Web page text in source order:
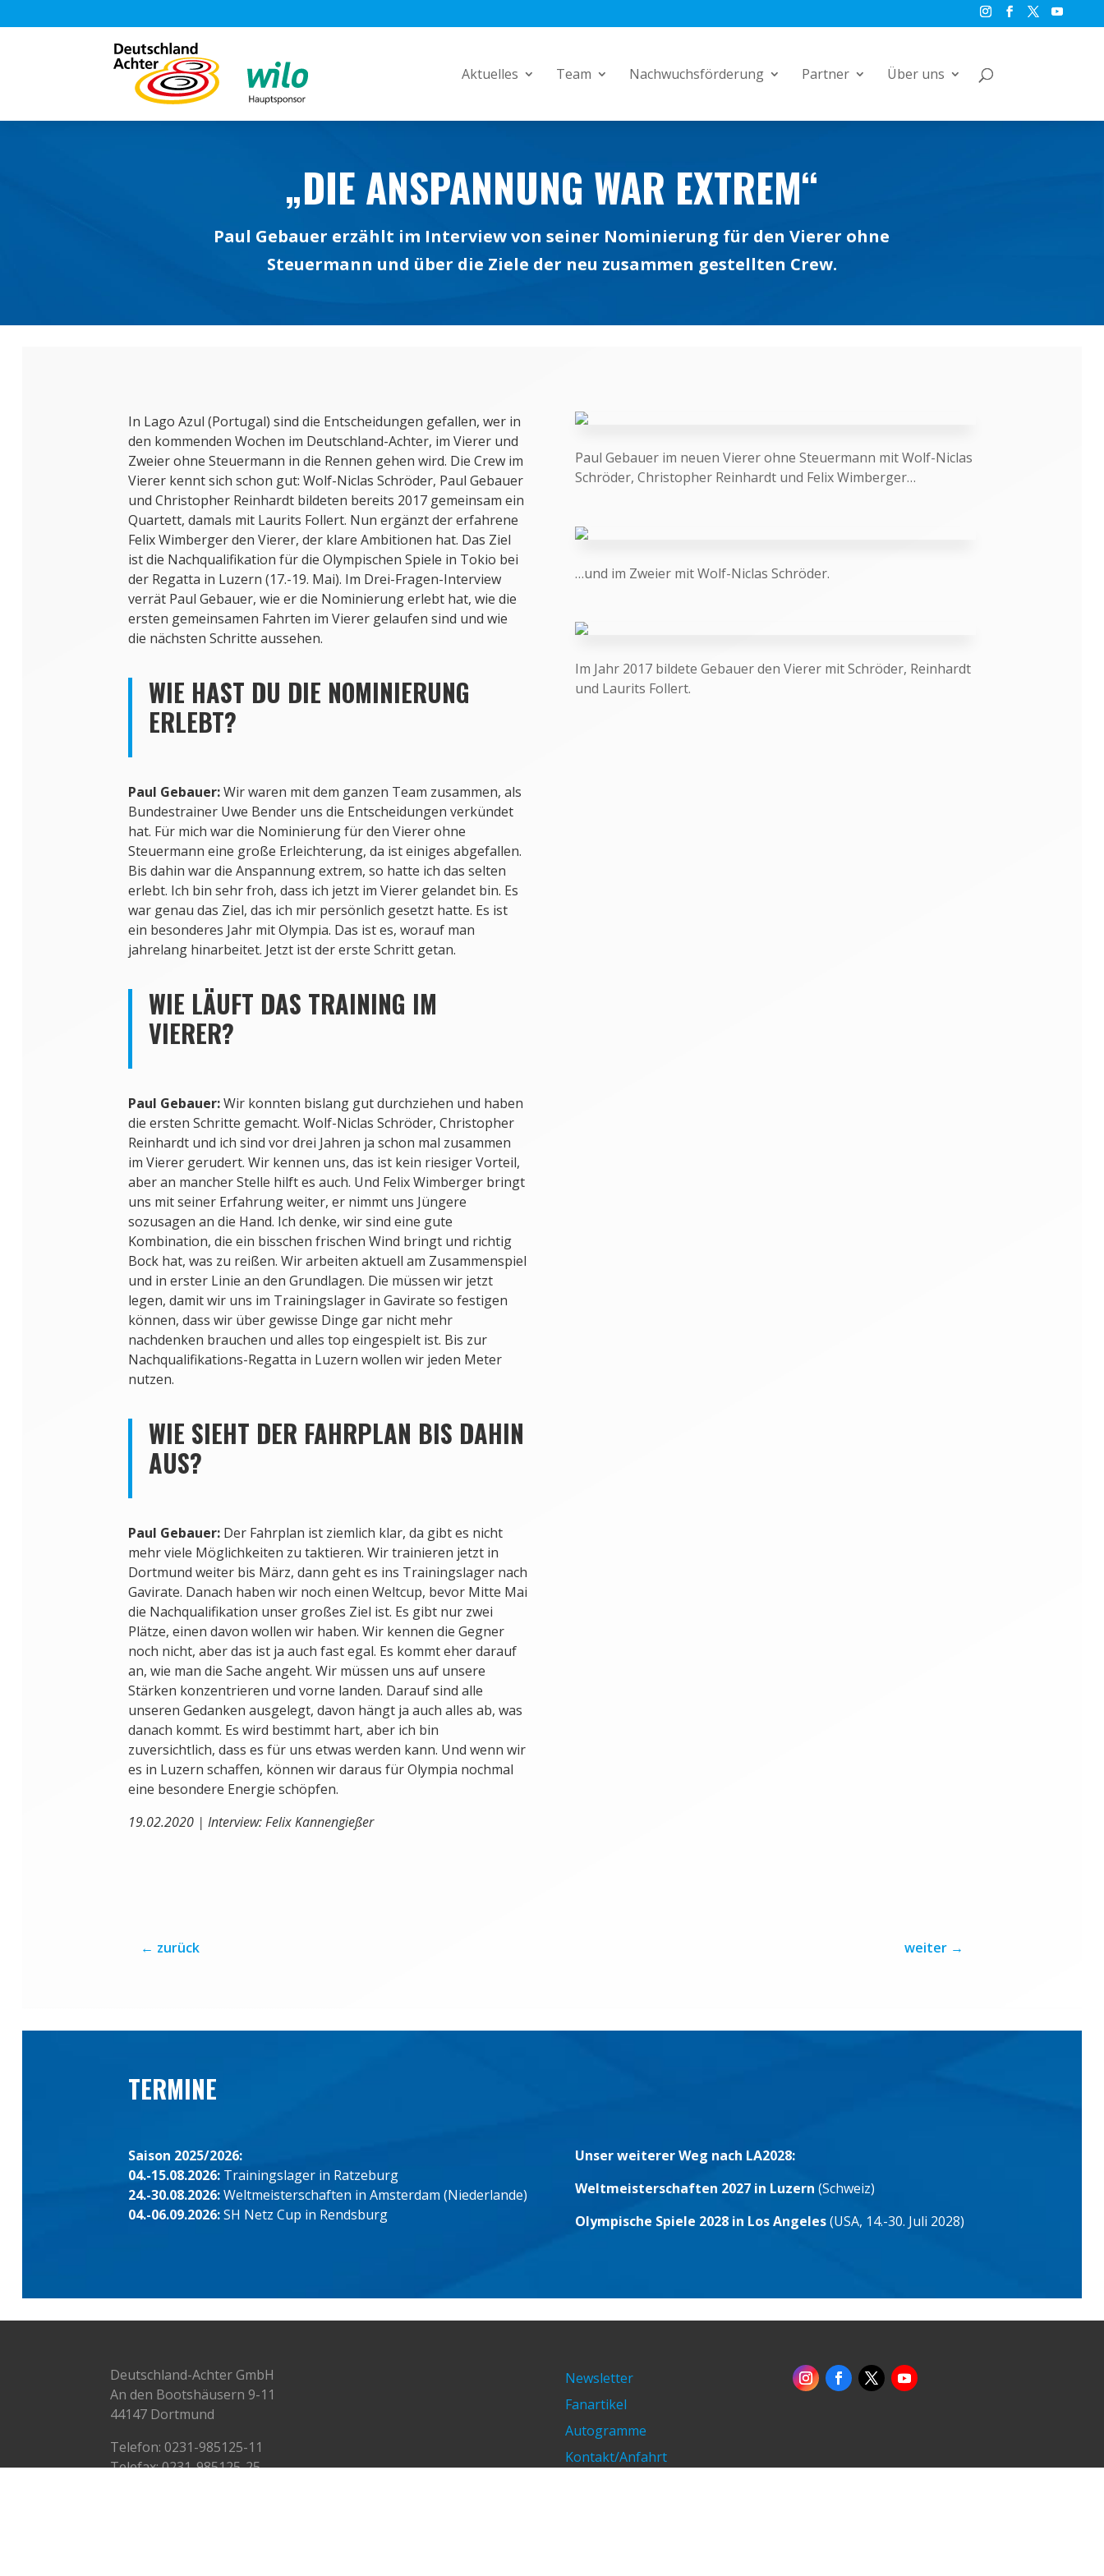
Aktuelles Team Nachwuchsförderung Partner Über uns
„DIE ANSPANNUNG WAR EXTREM“
Paul Gebauer erzählt im Interview von seiner Nominierung für den Vierer ohne
Steuermann und über die Ziele der neu zusammen gestellten Crew.
In Lago Azul (Portugal) sind die Entscheidungen gefallen, wer in
den kommenden Wochen im Deutschland-Achter, im Vierer und
Zweier ohne Steuermann in die Rennen gehen wird. Die Crew im
Vierer kennt sich schon gut: Wolf-Niclas Schröder, Paul Gebauer
und Christopher Reinhardt bildeten bereits 2017 gemeinsam ein
Quartett, damals mit Laurits Follert. Nun ergänzt der erfahrene
Felix Wimberger den Vierer, der klare Ambitionen hat. Das Ziel
ist die Nachqualifikation für die Olympischen Spiele in Tokio bei
der Regatta in Luzern (17.-19. Mai). Im Drei-Fragen-Interview
verrät Paul Gebauer, wie er die Nominierung erlebt hat, wie die
ersten gemeinsamen Fahrten im Vierer gelaufen sind und wie
die nächsten Schritte aussehen.
WIE HAST DU DIE NOMINIERUNG
ERLEBT?
Paul Gebauer:Wir waren mit dem ganzen Team zusammen, als
Bundestrainer Uwe Bender uns die Entscheidungen verkündet
hat. Für mich war die Nominierung für den Vierer ohne
Steuermann eine große Erleichterung, da ist einiges abgefallen.
Bis dahin war die Anspannung extrem, so hatte ich das selten
erlebt. Ich bin sehr froh, dass ich jetzt im Vierer gelandet bin. Es
war genau das Ziel, das ich mir persönlich gesetzt hatte. Es ist
ein besonderes Jahr mit Olympia. Das ist es, worauf man
jahrelang hinarbeitet. Jetzt ist der erste Schritt getan.
WIE LÄUFT DAS TRAINING IM
VIERER?
Paul Gebauer:Wir konnten bislang gut durchziehen und haben
die ersten Schritte gemacht. Wolf-Niclas Schröder, Christopher
Reinhardt und ich sind vor drei Jahren ja schon mal zusammen
im Vierer gerudert. Wir kennen uns, das ist kein riesiger Vorteil,
aber an mancher Stelle hilft es auch. Und Felix Wimberger bringt
uns mit seiner Erfahrung weiter, er nimmt uns Jüngere
sozusagen an die Hand. Ich denke, wir sind eine gute
Kombination, die ein bisschen frischen Wind bringt und richtig
Bock hat, was zu reißen. Wir arbeiten aktuell am Zusammenspiel
und in erster Linie an den Grundlagen. Die müssen wir jetzt
legen, damit wir uns im Trainingslager in Gavirate so festigen
können, dass wir über gewisse Dinge gar nicht mehr
nachdenken brauchen und alles top eingespielt ist. Bis zur
Nachqualifikations-Regatta in Luzern wollen wir jeden Meter
nutzen.
WIE SIEHT DER FAHRPLAN BIS DAHIN
AUS?
Paul Gebauer:Der Fahrplan ist ziemlich klar, da gibt es nicht
mehr viele Möglichkeiten zu taktieren. Wir trainieren jetzt in
Dortmund weiter bis März, dann geht es ins Trainingslager nach
Gavirate. Danach haben wir noch einen Weltcup, bevor Mitte Mai
die Nachqualifikation unser großes Ziel ist. Es gibt nur zwei
Plätze, einen davon wollen wir haben. Wir kennen die Gegner
noch nicht, aber das ist ja auch fast egal. Es kommt eher darauf
an, wie man die Sache angeht. Wir müssen uns auf unsere
Stärken konzentrieren und vorne landen. Darauf sind alle
unseren Gedanken ausgelegt, davon hängt ja auch alles ab, was
danach kommt. Es wird bestimmt hart, aber ich bin
zuversichtlich, dass es für uns etwas werden kann. Und wenn wir
es in Luzern schaffen, können wir daraus für Olympia nochmal
eine besondere Energie schöpfen.
19.02.2020 | Interview: Felix Kannengießer
Paul Gebauer im neuen Vierer ohne Steuermann mit Wolf-Niclas
Schröder, Christopher Reinhardt und Felix Wimberger…
…und im Zweier mit Wolf-Niclas Schröder.
Im Jahr 2017 bildete Gebauer den Vierer mit Schröder, Reinhardt
und Laurits Follert.
← zurück weiter →
TERMINE
Saison 2025/2026:
04.-15.08.2026: Trainingslager in Ratzeburg
24.-30.08.2026:Weltmeisterschaften in Amsterdam (Niederlande)
04.-06.09.2026:SH Netz Cup in Rendsburg
Unser weiterer Weg nach LA2028:
Weltmeisterschaften 2027 in Luzern (Schweiz)
Olympische Spiele 2028 in Los Angeles(USA, 14.-30. Juli 2028)
Deutschland-Achter GmbH
An den Bootshäusern 9-11
44147 Dortmund
Telefon: 0231-985125-11
Telefax: 0231-985125-25
Newsletter
Fanartikel
Autogramme
Kontakt/Anfahrt